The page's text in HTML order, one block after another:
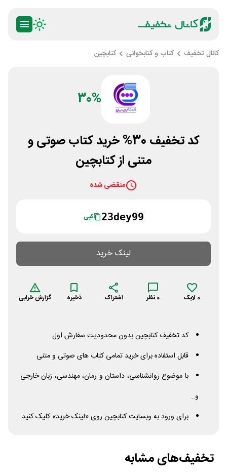
کانال تخفیف کتاب و کتابخوانی کتابچین
30%
کد تخفیف 30% خرید کتاب صوتی و
متنی از کتابچین
منقضی شده
23dey99 کپی
لینک خرید
0 لایک 0 نظر اشتراک ذخیره گزارش خرابی
کد تخفیف کتابچین بدون محدودیت سفارش اول
قابل استفاده برای خرید تمامی کتاب های صوتی و متنی
با موضوع روانشناسی، داستان و رمان، مهندسی، زبان خارجی
و..
برای ورود به وبسایت کتابچین روی «لینک خرید» کلیک کنید
تخفیف‌های مشابه